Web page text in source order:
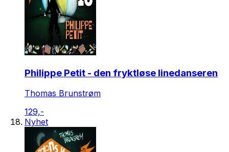
Philippe Petit - den fryktløse linedanseren
Thomas Brunstrøm
129,-
Nyhet